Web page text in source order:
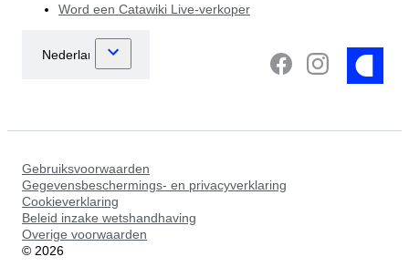
Word een Catawiki Live-verkoper
Gebruiksvoorwaarden
Gegevensbeschermings- en privacyverklaring
Cookieverklaring
Beleid inzake wetshandhaving
Overige voorwaarden
© 2026